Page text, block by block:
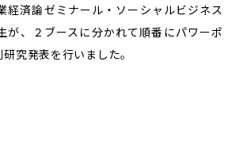
経済論ゼミナール・ソーシャルビジネス
が、２ブースに分かれて順番にパワーポ
究発表を行いました。